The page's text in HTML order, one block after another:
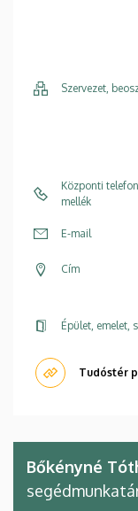
Szervezet,
Központi
mellék
E-mail
Cím
Épület, emelet,
Tudóstér
Bőkényné